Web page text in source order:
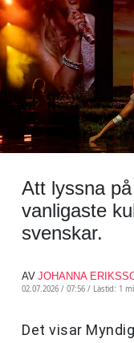
Att lyssna
vanligaste
svenskar.
AV JOHANNA
02.07.2026 / 07:56 / Lästid: 1
Det visar